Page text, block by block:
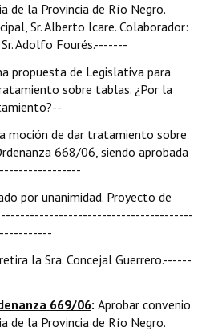
de la Provincia de Río Negro.
Sr. Alberto Icare. Colaborador:
Adolfo Fourés.-------
propuesta de Legislativa para
sobre tablas. ¿Por la
moción de dar tratamiento sobre
668/06, siendo aprobada
por unanimidad. Proyecto de
la Sra. Concejal Guerrero.------
669/06: Aprobar convenio
de la Provincia de Río Negro.